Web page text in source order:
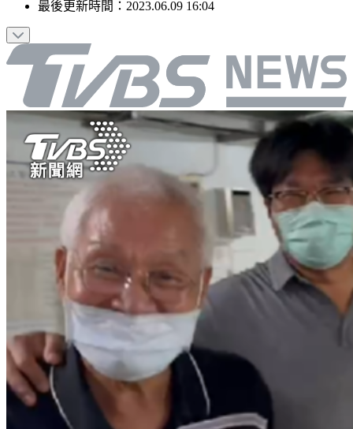
最後更新時間： 2023.06.09 16:04